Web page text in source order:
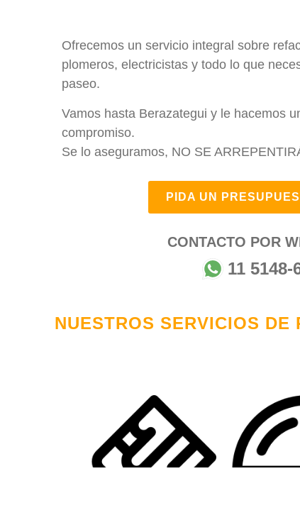
Ofrecemos un servicio integral sobre
plomeros, electricistas y todo lo que
paseo.
Vamos hasta Berazategui y le hacemos
compromiso.
Se lo aseguramos, NO SE
PIDA UN
CONTACTO POR
11 5148-
NUESTROS SERVICIOS DE